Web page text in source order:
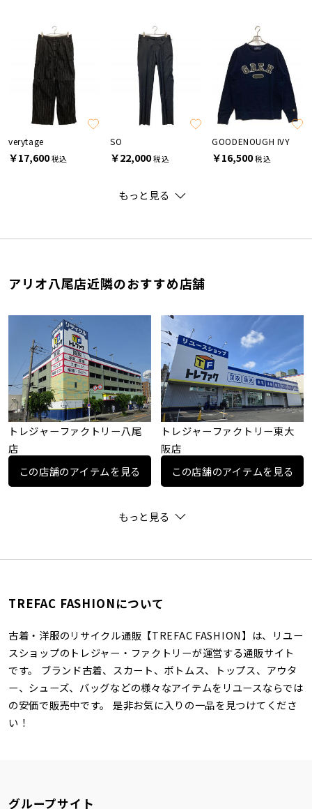
verytage
￥17,600税込
SO
￥22,000税込
GOODENOUGH IVY
￥16,500税込
もっと見る
アリオ八尾店近隣のおすすめ店舗
トレジャーファクトリー八尾
店
この店舗のアイテムを見る
トレジャーファクトリー東大
阪店
この店舗のアイテムを見る
もっと見る
TREFAC FASHIONについて
古着・洋服のリサイクル通販【TREFAC FASHION】は、リユー
スショップのトレジャー・ファクトリーが運営する通販サイト
です。 ブランド古着、スカート、ボトムス、トップス、アウタ
ー、シューズ、バッグなどの様々なアイテムをリユースならでは
の安価で販売中です。 是非お気に入りの一品を見つけてくださ
い！
グループサイト